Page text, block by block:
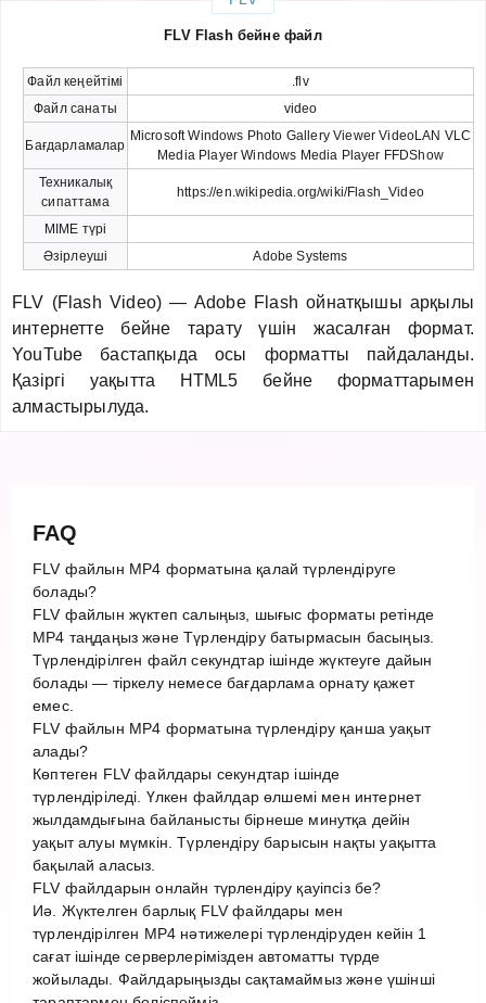
FLV Flash бейне файл
Файл кеңейтімі
.flv
Файл санаты
video
Бағдарламалар
Microsoft Windows Photo Gallery Viewer VideoLAN VLC
Media Player Windows Media Player FFDShow
Техникалық
сипаттама
https://en.wikipedia.org/wiki/Flash_Video
MIME түрі
Әзірлеуші
Adobe Systems
FLV (Flash Video) — Adobe Flash ойнатқышы арқылы
интернетте бейне тарату үшін жасалған формат.
YouTube бастапқыда осы форматты пайдаланды.
Қазіргі уақытта HTML5 бейне форматтарымен
алмастырылуда.
FAQ
FLV файлын MP4 форматына қалай түрлендіруге
болады?
FLV файлын жүктеп салыңыз, шығыс форматы ретінде
MP4 таңдаңыз және Түрлендіру батырмасын басыңыз.
Түрлендірілген файл секундтар ішінде жүктеуге дайын
болады — тіркелу немесе бағдарлама орнату қажет
емес.
FLV файлын MP4 форматына түрлендіру қанша уақыт
алады?
Көптеген FLV файлдары секундтар ішінде
түрлендіріледі. Үлкен файлдар өлшемі мен интернет
жылдамдығына байланысты бірнеше минутқа дейін
уақыт алуы мүмкін. Түрлендіру барысын нақты уақытта
бақылай аласыз.
FLV файлдарын онлайн түрлендіру қауіпсіз бе?
Иә. Жүктелген барлық FLV файлдары мен
түрлендірілген MP4 нәтижелері түрлендіруден кейін 1
сағат ішінде серверлерімізден автоматты түрде
жойылады. Файлдарыңызды сақтамаймыз және үшінші